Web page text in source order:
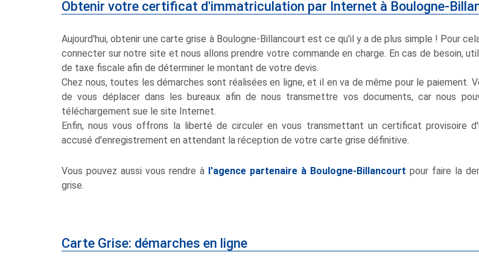
Obtenir votre certificat d'immatriculation par Internet à Boulogne-
Aujourd'hui, obtenir une carte grise à Boulogne-Billancourt est ce qu'il y a de plus simple ! Pour
connecter sur notre site et nous allons prendre votre commande en charge. En cas de besoin,
de taxe fiscale afin de déterminer le montant de votre devis.
Chez nous, toutes les démarches sont réalisées en ligne, et il en va de même pour le paiement.
de vous déplacer dans les bureaux afin de nous transmettre vos documents, car nous
téléchargement sue le site Internet.
Enfin, nous vous offrons la liberté de circuler en vous transmettant un certificat provisoire
accusé d'enregistrement en attendant la réception de votre carte grise définitive.
Vous pouvez aussi vous rendre à l'agence partenaire à Boulogne-Billancourt pour faire la
grise.
Carte Grise: démarches en ligne